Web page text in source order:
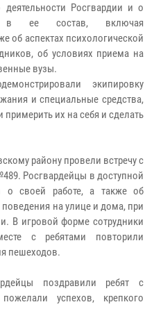
Росгвардии и о
в ее состав, включая
об аспектах психологической
об условиях приема на
вузы.
экипировку
и специальные средства,
их на себя и сделать
району провели встречу с
Росгвардейцы в доступной
о своей работе, а также об
на улице и дома, при
В игровой форме сотрудники
с ребятами повторили
пешеходов.
поздравили ребят с
успехов, крепкого